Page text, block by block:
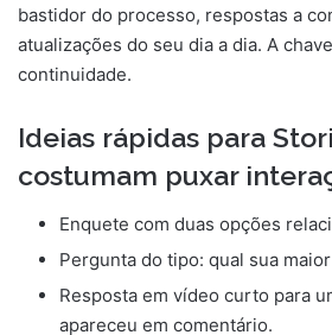
bastidor do processo, respostas a
atualizações do seu dia a dia. A
continuidade.
Ideias rápidas para
costumam puxar
Enquete com duas opções
Pergunta do tipo: qual sua
Resposta em vídeo curto para
apareceu em comentário.